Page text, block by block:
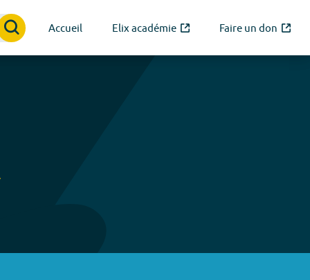
Accueil Elix académie Faire un don